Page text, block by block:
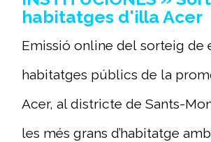
habitatges d'illa Acer
Emissió online del sorteig de
habitatges públics de la
Acer, al districte de Sants-
les més grans d’habitatge